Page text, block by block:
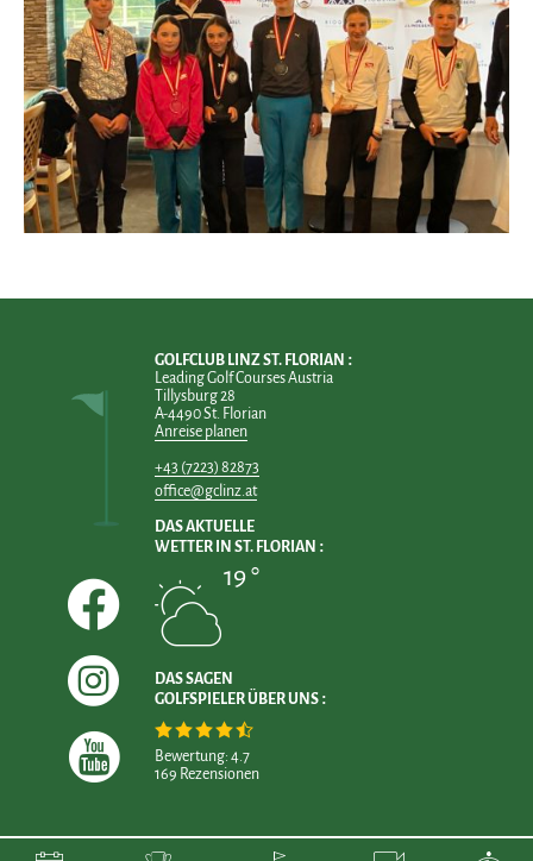
GOLFCLUB LINZ ST. FLORIAN
Leading Golf Courses Austria
Tillysburg 28
A-4490 St. Florian
Anreise planen
+43 (7223) 82873
office@gclinz.at
DAS AKTUELLE
WETTER IN ST. FLORIAN
19 °
DAS SAGEN
GOLFSPIELER ÜBER UNS
Bewertung: 4.7
169 Rezensionen